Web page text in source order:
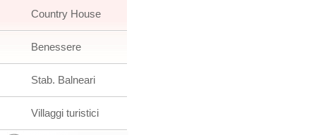
Country House
Benessere
Stab. Balneari
Villaggi turistici